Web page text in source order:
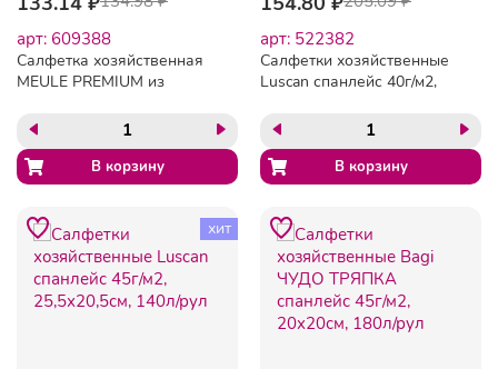
арт: 609388
Салфетка хозяйственная
MEULE PREMIUM из
арт: 522382
Салфетки хозяйственные
Luscan спанлейс 40г/м2,
хит